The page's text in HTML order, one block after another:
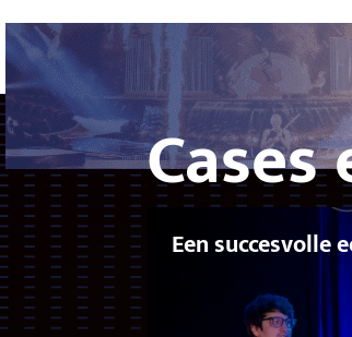
Een succesvolle